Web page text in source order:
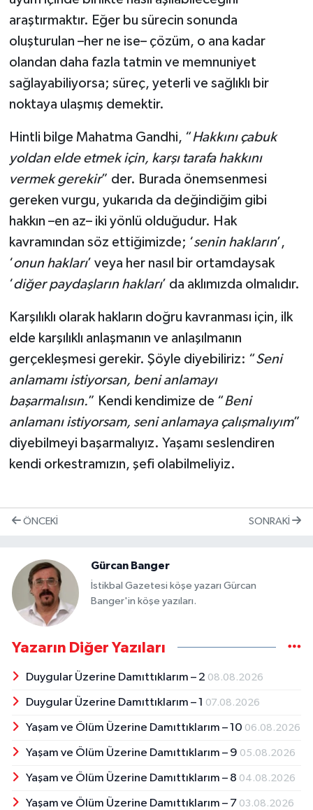
araştırmaktır. Eğer bu sürecin sonunda
oluşturulan –her ne ise– çözüm, o ana kadar
olandan daha fazla tatmin ve memnuniyet
sağlayabiliyorsa; süreç, yeterli ve sağlıklı bir
noktaya ulaşmış demektir.
Hintli bilge Mahatma Gandhi, “Hakkını çabuk
yoldan elde etmek için, karşı tarafa hakkını
vermek gerekir” der. Burada önemsenmesi
gereken vurgu, yukarıda da değindiğim gibi
hakkın –en az– iki yönlü olduğudur. Hak
kavramından söz ettiğimizde; ‘senin hakların’,
‘onun hakları’ veya her nasıl bir ortamdaysak
‘diğer paydaşların hakları’ da aklımızda olmalıdır.
Karşılıklı olarak hakların doğru kavranması için, ilk
elde karşılıklı anlaşmanın ve anlaşılmanın
gerçekleşmesi gerekir. Şöyle diyebiliriz: “Seni
anlamamı istiyorsan, beni anlamayı
başarmalısın.” Kendi kendimize de “Beni
anlamanı istiyorsam, seni anlamaya çalışmalıyım”
diyebilmeyi başarmalıyız. Yaşamı seslendiren
kendi orkestramızın, şefi olabilmeliyiz.
ÖNCEKI SONRAKI
Gürcan Banger
İstikbal Gazetesi köşe yazarı Gürcan
Banger'in köşe yazıları.
Yazarın Diğer Yazıları
Duygular Üzerine Damıttıklarım – 2 08.08.2026
Duygular Üzerine Damıttıklarım – 1 07.08.2026
Yaşam ve Ölüm Üzerine Damıttıklarım – 10 06.08.2026
Yaşam ve Ölüm Üzerine Damıttıklarım – 9 05.08.2026
Yaşam ve Ölüm Üzerine Damıttıklarım – 8 04.08.2026
Yaşam ve Ölüm Üzerine Damıttıklarım – 7 03.08.2026